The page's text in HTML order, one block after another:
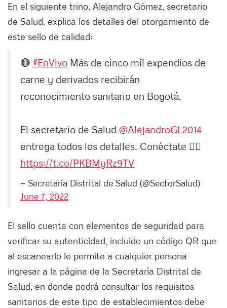
En el siguiente trino, Alejandro Gómez, secretario
de Salud, explica los detalles del otorgamiento de
este sello de calidad:
🔴 #EnVivo Más de cinco mil expendios de
carne y derivados recibirán
reconocimiento sanitario en Bogotá.
El secretario de Salud @AlejandroGL2014
entrega todos los detalles. Conéctate 👇🏽
https://t.co/PKBMyRz9TV
— Secretaría Distrital de Salud (@SectorSalud)
June 7, 2022
El sello cuenta con elementos de seguridad para
verificar su autenticidad, incluido un código QR que
al escanearlo le permite a cualquier persona
ingresar a la página de la Secretaría Distrital de
Salud, en donde podrá consultar los requisitos
sanitarios de este tipo de establecimientos debe